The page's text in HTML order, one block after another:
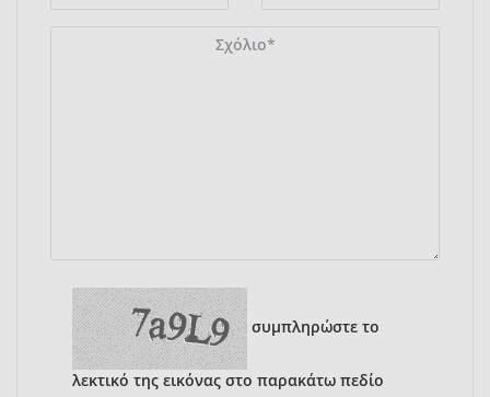
συμπληρώστε το
λεκτικό της εικόνας στο παρακάτω πεδίο